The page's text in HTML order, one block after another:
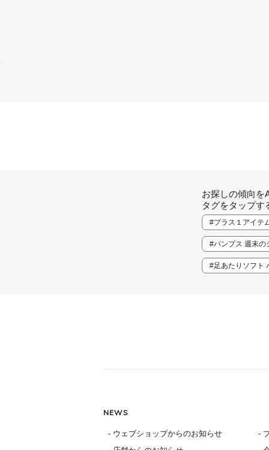
お探しの傾向を
タグをタップす
#プラス１アイテ
#パンプス 週末の
#足あたりソフト
NEWS
- ウェブショップからのお知らせ
-